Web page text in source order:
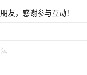
友，感谢参与互动！